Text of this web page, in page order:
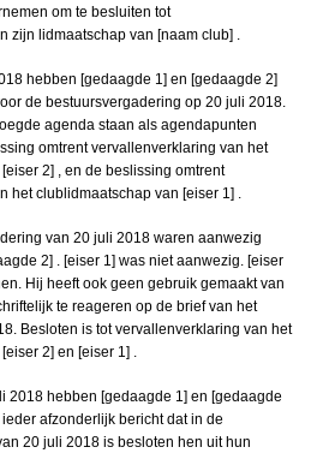
om te besluiten tot
zijn lidmaatschap van [naam club] .
hebben [gedaagde 1] en [gedaagde 2]
de bestuursvergadering op 20 juli 2018.
agenda staan als agendapunten
omtrent vervallenverklaring van het
2] , en de beslissing omtrent
het clublidmaatschap van [eiser 1] .
van 20 juli 2018 waren aanwezig
2] . [eiser 1] was niet aanwezig. [eiser
Hij heeft ook geen gebruik gemaakt van
te reageren op de brief van het
Besloten is tot vervallenverklaring van het
2] en [eiser 1] .
2018 hebben [gedaagde 1] en [gedaagde
afzonderlijk bericht dat in de
20 juli 2018 is besloten hen uit hun